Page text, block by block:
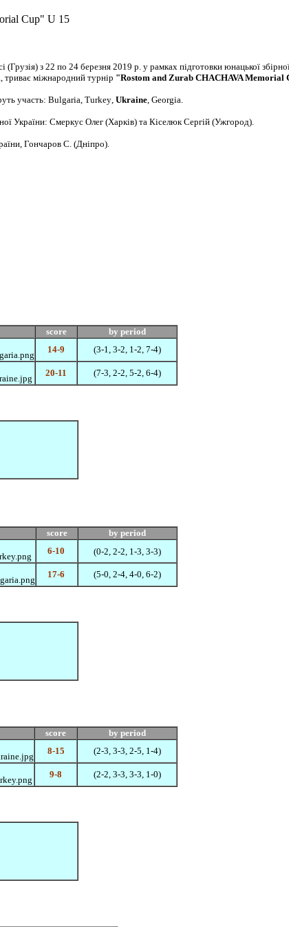
Cup" U 15
(Грузія) з 22 по 24 березня 2019 р. у рамках підготовки юнацької
триває міжнародний турнір "Rostom and Zurab CHACHAVA Memorial
участь: Bulgaria, Turkey, Ukraine, Georgia.
України: Смеркус Олег(Харків) та Кіселюк Сергій (Ужгород).
Гончаров С. (Дніпро).
score
by period
14-9 (3-1, 3-2, 1-2, 7-4)
20-11 (7-3, 2-2, 5-2, 6-4)
score
by period
6-10 (0-2, 2-2, 1-3, 3-3)
17-6 (5-0, 2-4, 4-0, 6-2)
score
by period
8-15 (2-3, 3-3, 2-5, 1-4)
9-8 (2-2, 3-3, 3-3, 1-0)